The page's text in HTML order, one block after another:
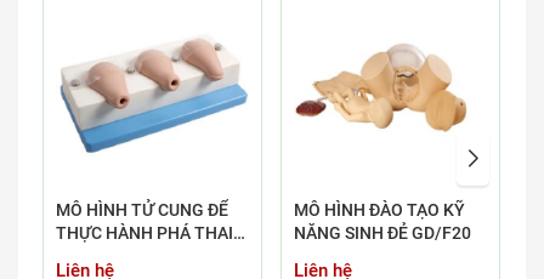
MÔ HÌNH TỬ CUNG ĐỂ
THỰC HÀNH PHÁ THAI
Liên hệ
MÔ HÌNH ĐÀO TẠO KỸ
NĂNG SINH ĐẺ GD/F20
Liên hệ